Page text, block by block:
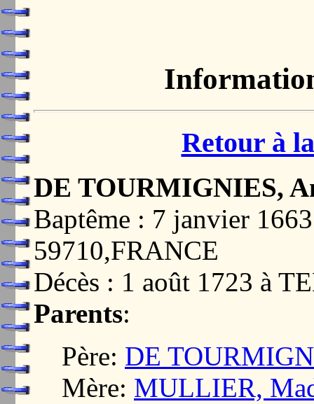
Retour à
DE TOURMIGNIES,
Baptême : 7 janvier
59710,FRANCE
Décès : 1 août 1723 à
Parents:
Père: DE
Mère: MULLIER,